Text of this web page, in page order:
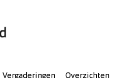
Vergaderingen Overzichten